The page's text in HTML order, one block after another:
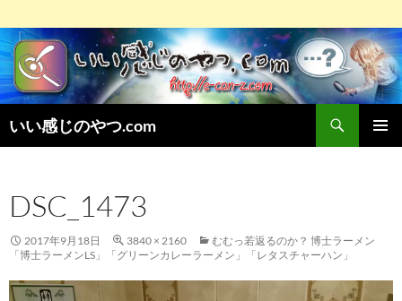
いい感じのやつ.com
索
ン
ツ
へ
ス
ッ
DSC_1473
2017年9月18日 3840 × 2160
むむっ若返るのか？ 博士ラーメン
「博士ラーメンLS」「グリーンカレーラーメン」「レタスチャーハン」